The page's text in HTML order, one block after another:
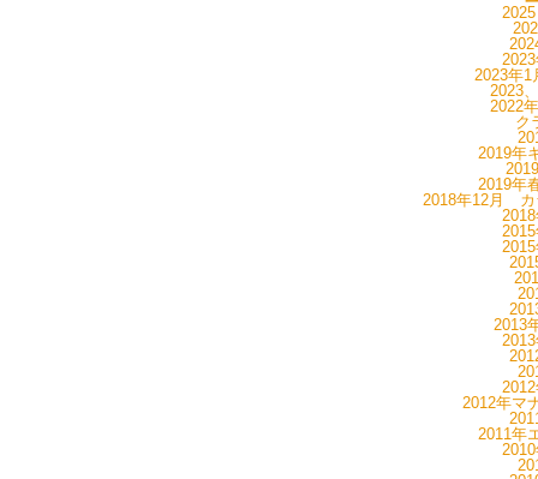
2023年1
2023
2022
ク
2019年
2019年
2018年12月 カ
2013
2012年マ
2011年